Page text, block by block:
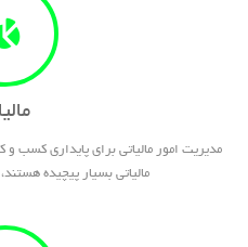
مدیریت امور مالیاتی برای پایداری کسب و
مالیاتی بسیار پیچیده